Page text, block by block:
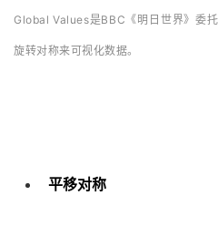
Global Values是BBC《明日世界》委
旋转对称来可视化数据。
平移对称